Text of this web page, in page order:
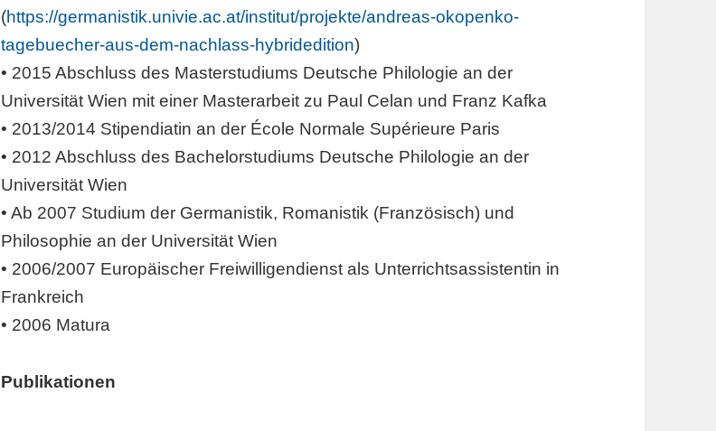
(https://germanistik.univie.ac.at/institut/projekte/andreas-okopenko-
tagebuecher-aus-dem-nachlass-hybridedition)
• 2015 Abschluss des Masterstudiums Deutsche Philologie an der
Universität Wien mit einer Masterarbeit zu Paul Celan und Franz Kafka
• 2013/2014 Stipendiatin an der École Normale Supérieure Paris
• 2012 Abschluss des Bachelorstudiums Deutsche Philologie an der
Universität Wien
• Ab 2007 Studium der Germanistik, Romanistik (Französisch) und
Philosophie an der Universität Wien
• 2006/2007 Europäischer Freiwilligendienst als Unterrichtsassistentin in
Frankreich
• 2006 Matura
Publikationen